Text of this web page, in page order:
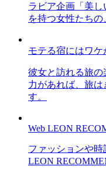
ラビア企画「美
を持つ女性たちの
モテる宿にはワケ
彼女と訪れる旅
力があれば、旅
す。
Web LEON
ファッションや
LEON